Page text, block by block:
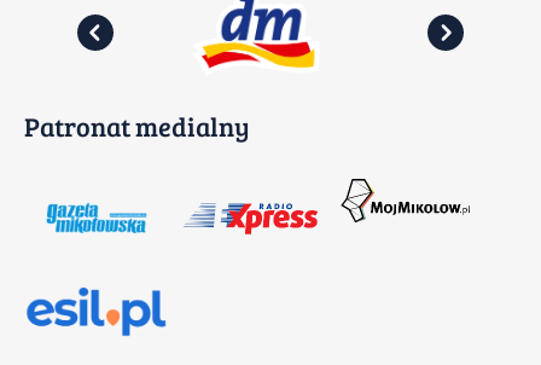
Patronat medialny